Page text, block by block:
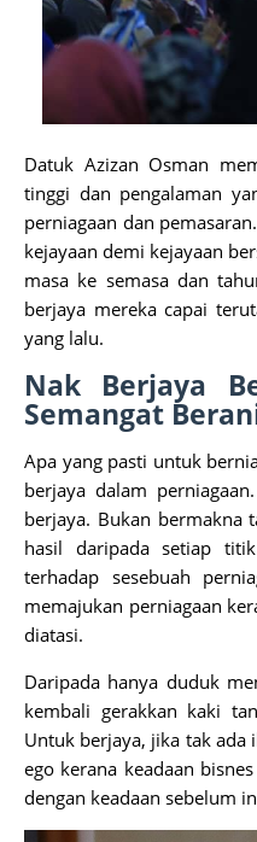
Datuk Azizan Osman
tinggi dan pengalaman
perniagaan dan
kejayaan demi kejayaan
masa ke semasa dan
berjaya mereka capai
yang lalu.
Nak Berjaya
Semangat
Apa yang pasti untuk
berjaya dalam
berjaya. Bukan bermakna
hasil daripada setiap
terhadap sesebuah
memajukan perniagaan
diatasi.
Daripada hanya duduk
kembali gerakkan kaki
Untuk berjaya, jika tak ada
ego kerana keadaan
dengan keadaan sebelum